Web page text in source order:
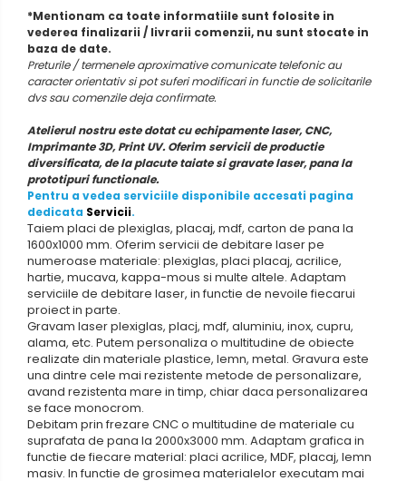
*Mentionam ca toate informatiile sunt folosite in
vederea finalizarii / livrarii comenzii, nu sunt stocate in
baza de date.
Preturile / termenele aproximative comunicate telefonic au
caracter orientativ si pot suferi modificari in functie de solicitarile
dvs sau comenzile deja confirmate.
Atelierul nostru este dotat cu echipamente laser, CNC,
Imprimante 3D, Print UV. Oferim servicii de productie
diversificata, de la placute taiate si gravate laser, pana la
prototipuri functionale.
Pentru a vedea serviciile disponibile accesati pagina
dedicata Servicii.
Taiem placi de plexiglas, placaj, mdf, carton de pana la
1600x1000 mm. Oferim servicii de debitare laser pe
numeroase materiale: plexiglas, placi placaj, acrilice,
hartie, mucava, kappa-mous si multe altele. Adaptam
serviciile de debitare laser, in functie de nevoile fiecarui
proiect in parte.
Gravam laser plexiglas, placj, mdf, aluminiu, inox, cupru,
alama, etc. Putem personaliza o multitudine de obiecte
realizate din materiale plastice, lemn, metal. Gravura este
una dintre cele mai rezistente metode de personalizare,
avand rezistenta mare in timp, chiar daca personalizarea
se face monocrom.
Debitam prin frezare CNC o multitudine de materiale cu
suprafata de pana la 2000x3000 mm. Adaptam grafica in
functie de fiecare material: placi acrilice, MDF, placaj, lemn
masiv. In functie de grosimea materialelor executam mai